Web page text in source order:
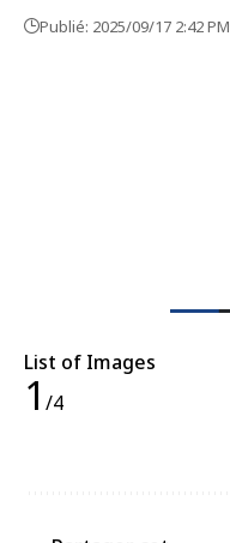
Publié: 2025/09/17 2:42 PM
List of Images
1 /4